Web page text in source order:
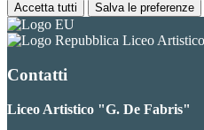
Accetta tutti Salva le preferenze
Liceo
Contatti
Liceo Artistico "G. De Fabris"